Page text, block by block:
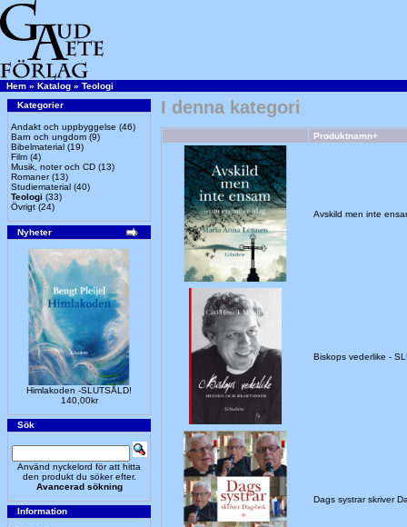
Hem » Katalog » Teologi
Kategorier
Andakt och uppbyggelse (46)
Barn och ungdom (9)
Bibelmaterial (19)
Film (4)
Musik, noter och CD (13)
Romaner(13)
Studiematerial (40)
Teologi (33)
Övrigt (24)
Nyheter
Himlakoden -SLUTSÅLD!
140,00kr
Sök
Använd nyckelord för att hitta
den produkt du söker efter.
Avancerad sökning
Information
I denna kategori
Produktnamn+
Avskild men inte
Biskops vederlike -
Dags systrar skriver